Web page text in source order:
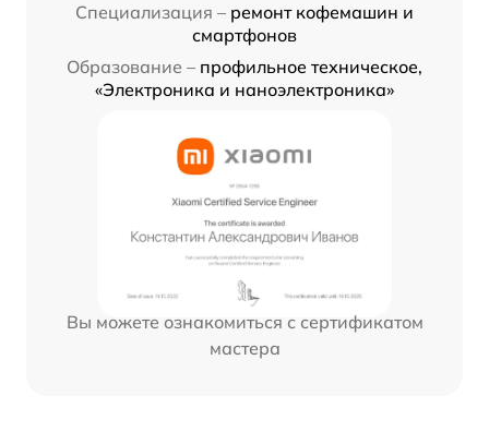
Специализация – ремонт кофемашин и
смартфонов
Образование – профильное техническое,
«Электроника и наноэлектроника»
Вы можете ознакомиться с сертификатом
мастера